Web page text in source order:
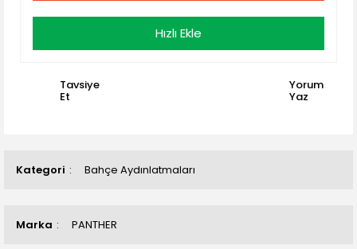
Kategori Bahçe Aydınlatmaları
Marka PANTHER
Hızlı Ekle
Tavsiye
Et
Yorum
Yaz